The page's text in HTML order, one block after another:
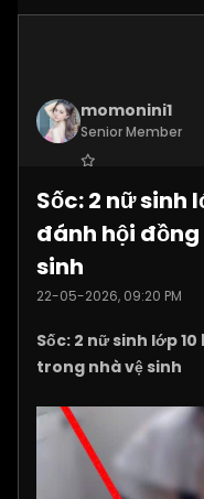
momonini1
Senior Member
Posts:5399
Sốc: 2 nữ sinh
đánh hội
sinh
22-05-2026, 09:20 PM
Sốc: 2 nữ sinh lớp
trong nhà vệ sinh